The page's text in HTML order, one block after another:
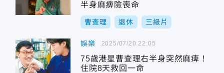
半身麻痹險喪命
曹查理 退休 三級片
娛樂
75歲港星曹查理右半身突然麻痺！
住院8天救回一命
2025/07/20 22:05